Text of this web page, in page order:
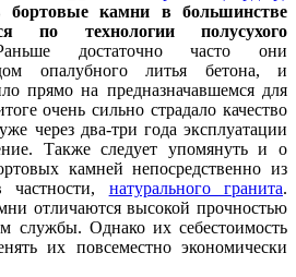
бортовые камни в большинстве
по технологии полусухого
достаточно часто они
опалубного литья бетона, и
прямо на предназначавшемся для
очень сильно страдало качество
через два-три года эксплуатации
Также следует упомянуть и о
камней непосредственно из
частности, натурального гранита.
отличаются высокой прочностью
службы. Однако их себестоимость
их повсеместно экономически